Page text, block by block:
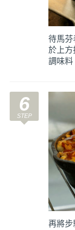
待馬
於上方
調味料
6
再將步